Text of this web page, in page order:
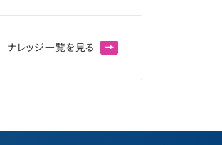
ナレッジ一覧を 見る